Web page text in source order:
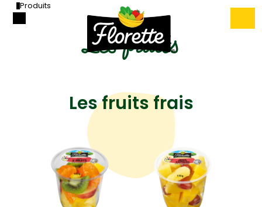
Produits
Les fruits
Les fruits frais